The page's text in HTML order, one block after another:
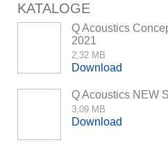
KATALOGE
Q Acoustics
2021
2,32 MB
Download
Q Acoustics NEW
3,09 MB
Download